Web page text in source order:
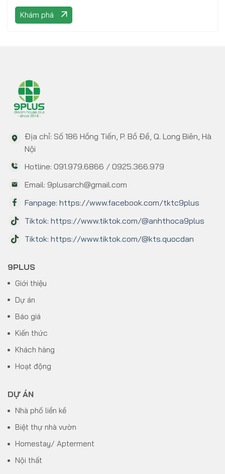
Khám phá
Địa chỉ: Số 186 Hồng Tiến, P. Bồ Đề, Q. Long Biên, Hà
Nội
Hotline: 091.979.6866 / 0925.366.979
Email: 9plusarch@gmail.com
Fanpage: https://www.facebook.com/tktc9plus
Tiktok: https://www.tiktok.com/@anhthoca9plus
Tiktok: https://www.tiktok.com/@kts.quocdan
9PLUS
Giới thiệu
Dự án
Báo giá
Kiến thức
Khách hàng
Hoạt động
DỰ ÁN
Nhà phố liền kề
Biệt thự nhà vườn
Homestay/ Apterment
Nội thất